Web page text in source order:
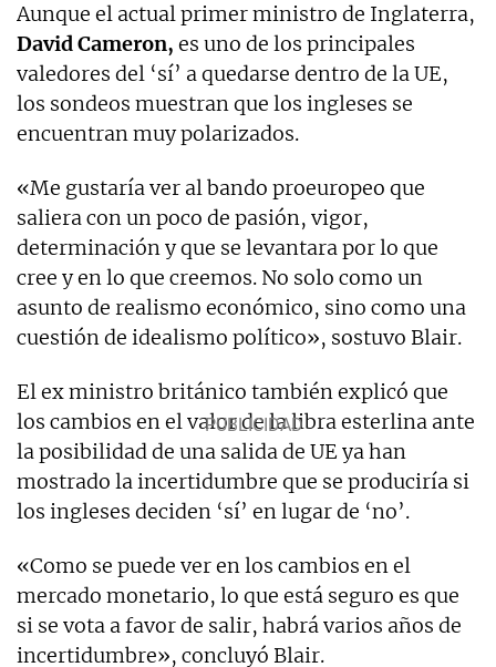
Aunque el actual primer ministro de Inglaterra,
David Cameron, es uno de los principales
valedores del ‘sí’ a quedarse dentro de la UE,
los sondeos muestran que los ingleses se
encuentran muy polarizados.
«Me gustaría ver al bando proeuropeo que
saliera con un poco de pasión, vigor,
determinación y que se levantara por lo que
cree y en lo que creemos. No solo como un
asunto de realismo económico, sino como una
cuestión de idealismo político», sostuvo Blair.
El ex ministro británico también explicó que
los cambios en el valor de la libra esterlina ante
la posibilidad de una salida de UE ya han
mostrado la incertidumbre que se produciría si
los ingleses deciden ‘sí’ en lugar de ‘no’.
«Como se puede ver en los cambios en el
mercado monetario, lo que está seguro es que
si se vota a favor de salir, habrá varios años de
incertidumbre», concluyó Blair.